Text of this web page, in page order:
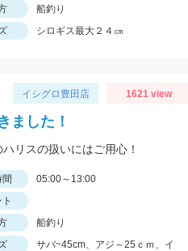
船釣り
シロギス最大２４㎝
イシグロ豊田店 1621 view
ました！
リスの扱いにはご用心！
05:00～13:00
船釣り
サバ~45cm、アジ～25ｃｍ、イ